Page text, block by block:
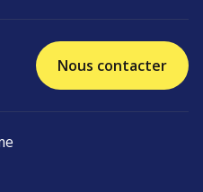
Nous contacter